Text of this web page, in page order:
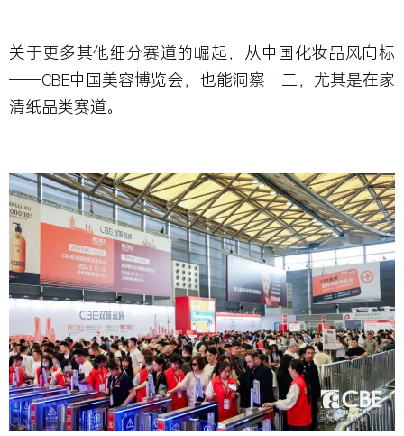
关于更多其他细分赛道的崛起，从中国化妆品风向标
——CBE中国美容博览会，也能洞察一二，尤其是在家
清纸品类赛道。